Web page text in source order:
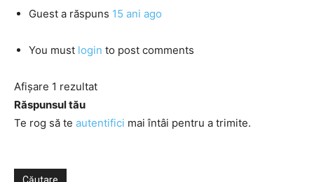
Guest a răspuns 15 ani ago
You must login to post comments
Afișare 1 rezultat
Răspunsul tău
Te rog să te autentifici mai întâi pentru a trimite.